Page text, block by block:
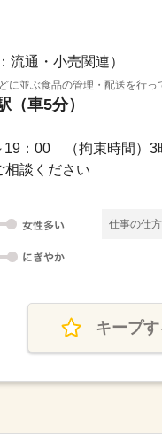
流通・小売関連）
に並ぶ食品の管理・配送を行
（車5分）
相談ください
仕事の仕方
キープす